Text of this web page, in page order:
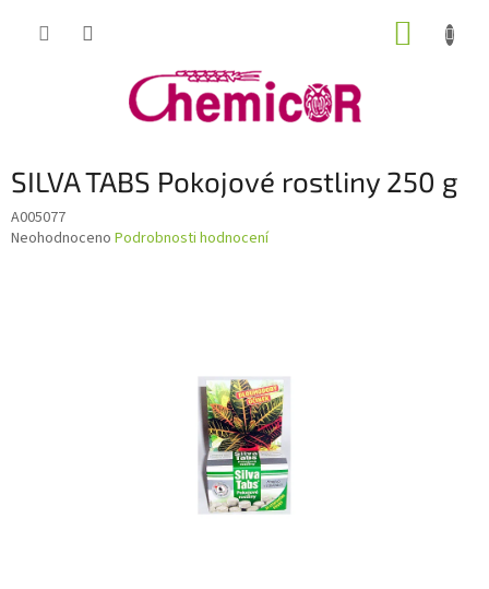
SILVA TABS Pokojové rostliny 250 g
A005077
Průměrné
Neohodnoceno Podrobnosti hodnocení